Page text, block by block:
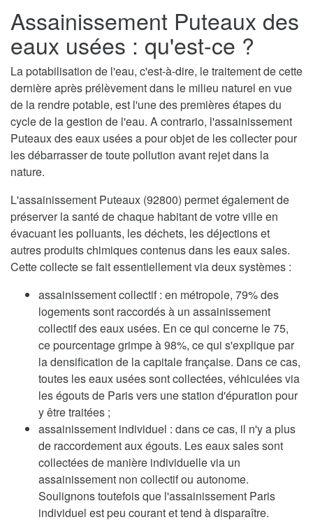
Assainissement Puteaux des
eaux usées : qu'est-ce ?
La potabilisation de l'eau, c'est-à-dire, le traitement de cette
dernière après prélèvement dans le milieu naturel en vue
de la rendre potable, est l'une des premières étapes du
cycle de la gestion de l'eau. A contrario, l'assainissement
Puteaux des eaux usées a pour objet de les collecter pour
les débarrasser de toute pollution avant rejet dans la
nature.
L'assainissement Puteaux (92800) permet également de
préserver la santé de chaque habitant de votre ville en
évacuant les polluants, les déchets, les déjections et
autres produits chimiques contenus dans les eaux sales.
Cette collecte se fait essentiellement via deux systèmes :
assainissement collectif : en métropole, 79% des
logements sont raccordés à un assainissement
collectif des eaux usées. En ce qui concerne le 75,
ce pourcentage grimpe à 98%, ce qui s'explique par
la densification de la capitale française. Dans ce cas,
toutes les eaux usées sont collectées, véhiculées via
les égouts de Paris vers une station d'épuration pour
y être traitées ;
assainissement individuel : dans ce cas, il n'y a plus
de raccordement aux égouts. Les eaux sales sont
collectées de manière individuelle via un
assainissement non collectif ou autonome.
Soulignons toutefois que l'assainissement Paris
individuel est peu courant et tend à disparaître.